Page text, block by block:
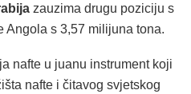
zauzima drugu poziciju s
Angola s 3,57 milijuna tona.
nafte u juanu instrument koji
nafte i čitavog svjetskog